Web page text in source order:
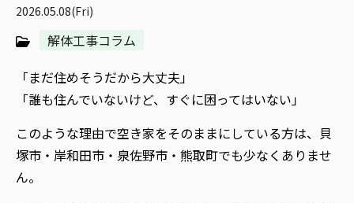
2026.05.08(Fri)
解体工事コラム
「まだ住めそうだから大丈夫」
「誰も住んでいないけど、すぐに困ってはいない」
このような理由で空き家をそのままにしている方は、貝
塚市・岸和田市・泉佐野市・熊取町でも少なくありませ
ん。